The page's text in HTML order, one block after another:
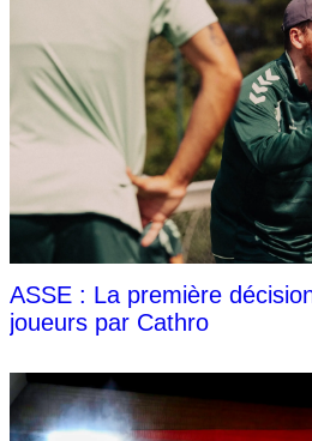
ASSE : La première
joueurs par Cathro